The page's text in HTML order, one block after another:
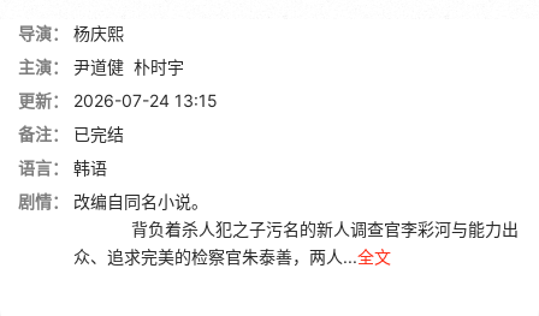
导演：
杨庆熙
主演：
尹道健 朴时宇
更新：
2026-07-24 13:15
备注：
已完结
语言：
韩语
剧情：
改编自同名小说。
背负着杀人犯之子污名的新人调查官李彩河与能力出
众、追求完美的检察官朱泰善，两人...全文